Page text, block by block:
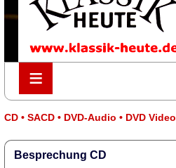
≡
≡
CD • SACD • DVD-Audio • DVD Video
Besprechung CD